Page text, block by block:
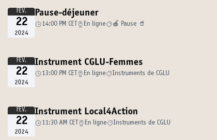
FÉV.
22
2024
Pause-déjeuner
14:00 PM CET En ligne 🍎 Pause 🥤
FÉV.
22
2024
Instrument CGLU-Femmes
13:00 PM CET En ligne Instruments de CGLU
FÉV.
22
2024
Instrument Local4Action
11:30 AM CET En ligne Instruments de CGLU